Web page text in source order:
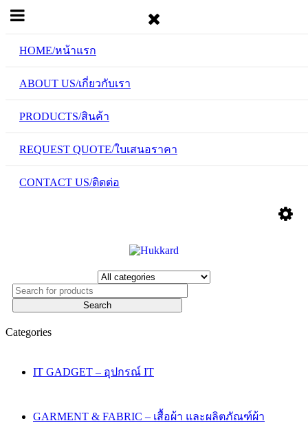
HOME/หน้าแรก
ABOUT US/เกี่ยวกับเรา
PRODUCTS/สินค้า
REQUEST QUOTE/ใบเสนอราคา
CONTACT US/ติดต่อ
Categories
IT GADGET – อุปกรณ์ IT
GARMENT & FABRIC – เสื้อผ้า และผลิตภัณฑ์ผ้า